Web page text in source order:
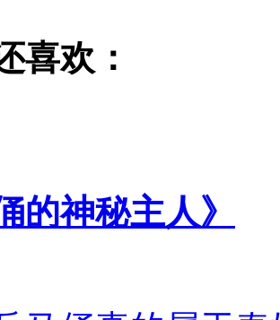
喜欢：
的神秘主人》